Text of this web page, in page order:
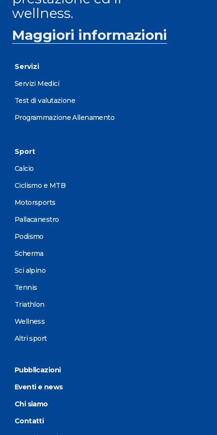
wellness.
Maggiori informazioni
Servizi
Servizi Medici
Test di valutazione
Programmazione Allenamento
Sport
Calcio
Ciclismo e MTB
Motorsports
Pallacanestro
Podismo
Scherma
Sci alpino
Tennis
Triathlon
Wellness
Altri sport
Pubblicazioni
Eventi e news
Chi siamo
Contatti